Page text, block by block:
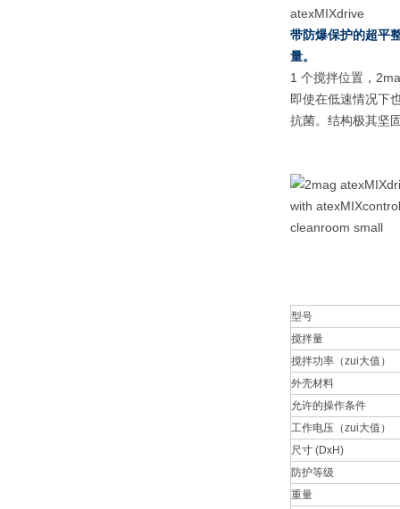
atexMIXdrive
带防爆保护的超平
量。
1 个搅拌位置，
即使在低速情况下
抗菌。结构极其坚
型号
搅拌量
搅拌功率（zui大值）
外壳材料
允许的操作条件
工作电压（zui大值）
尺寸 (DxH)
防护等级
重量